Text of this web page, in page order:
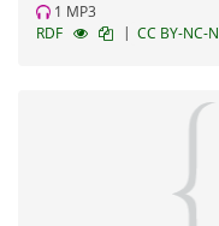
1 MP3
RDF
| CC BY-NC-